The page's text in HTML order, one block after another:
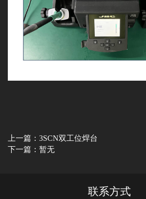
上一篇：3SCN双工位焊台
下一篇：暂无
联系方式